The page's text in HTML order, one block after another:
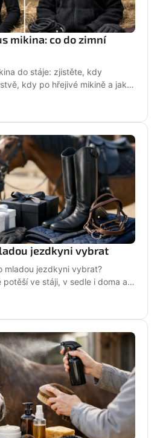
mikina: co do zimní
do stáje: zjistěte, kdy
kdy po hřejivé mikině a jak
jezdkyni vybrat
mladou jezdkyni vybrat?
ve stáji, v sedle i doma a